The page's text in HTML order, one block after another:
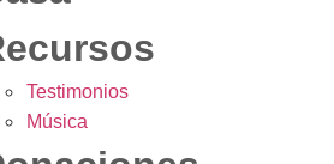
Testimonios
Música